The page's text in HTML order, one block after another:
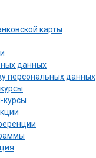
карты
данных
персональных данных
курсы